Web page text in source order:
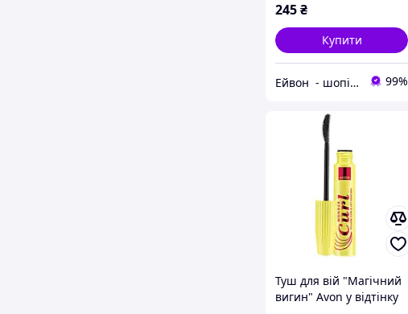
245₴
Купити
Ейвон - шопінг 99%
Туш для вій "Магічний
вигин" Avon у відтінку